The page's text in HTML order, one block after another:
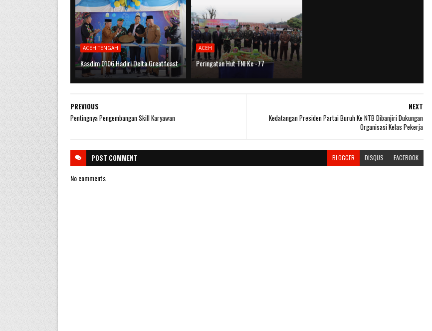
ACEH TENGAH
Kasdim 0106 Hadiri Delta Greatfeast
ACEH
Peringatan Hut TNI Ke -77
NEXT
Kedatangan Presiden Partai Buruh Ke NTB Dibanjiri Dukungan
Organisasi Kelas Pekerja
PREVIOUS
Pentingnya Pengembangan Skill Karyawan
POST COMMENT BLOGGER DISQUS FACEBOOK
No comments